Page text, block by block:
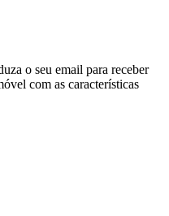
o seu email para receber
com as características